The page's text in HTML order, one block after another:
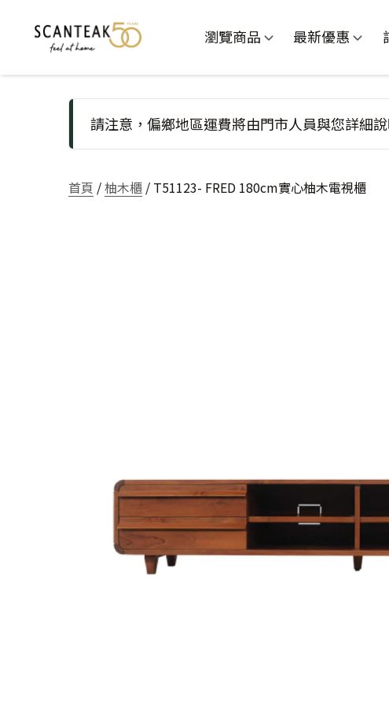
瀏覽商品 最新優惠
請注意，偏鄉地區運費將由門市人員與您詳細說
首頁 /柚木櫃 / T51123- FRED 180cm實心柚木電視櫃